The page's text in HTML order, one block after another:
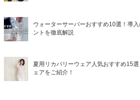
ウォーターサーバーおすすめ10選！導
ントを徹底解説
夏用リカバリーウェア人気おすすめ15
ェアをご紹介！